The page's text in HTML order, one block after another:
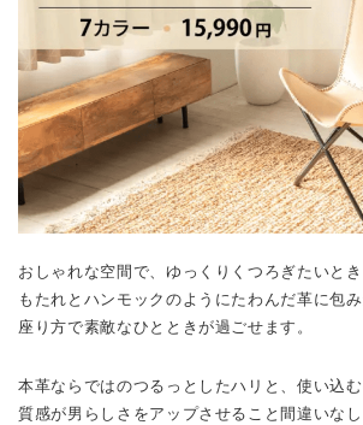
おしゃれな空間で、ゆっくりくつろぎたいと
もたれとハンモックのようにたわんだ革に包
座り方で素敵なひとときが過ごせます。
本革ならではのつるっとしたハリと、使い込
質感が男らしさをアップさせること間違いな